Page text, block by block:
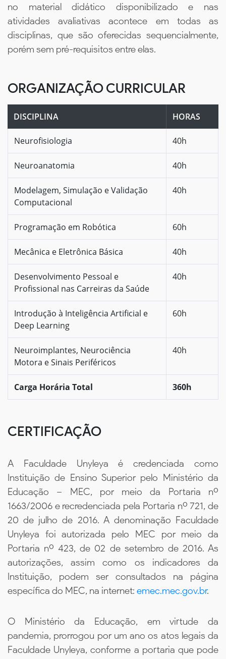
no material didático disponibilizado e nas
atividades avaliativas acontece em todas as
disciplinas, que são oferecidas sequencialmente,
porém sem pré-requisitos entre elas.
ORGANIZAÇÃO CURRICULAR
DISCIPLINA HORAS
Neurofisiologia 40h
Neuroanatomia 40h
Modelagem, Simulação e Validação
Computacional
40h
Programação em Robótica 60h
Mecânica e Eletrônica Básica 40h
Desenvolvimento Pessoal e
Profissional nas Carreiras da Saúde
40h
Introdução à Inteligência Artificial e
Deep Learning
60h
Neuroimplantes, Neurociência
Motora e Sinais Periféricos
40h
Carga Horária Total 360h
CERTIFICAÇÃO
A Faculdade Unyleya é credenciada como
Instituição de Ensino Superior pelo Ministério da
Educação – MEC, por meio da Portaria nº
1663/2006 e recredenciada pela Portaria nº 721, de
20 de julho de 2016. A denominação Faculdade
Unyleya foi autorizada pelo MEC por meio da
Portaria nº 423, de 02 de setembro de 2016. As
autorizações, assim como os indicadores da
Instituição, podem ser consultados na página
específica do MEC, na internet: emec.mec.gov.br.
O Ministério da Educação, em virtude da
pandemia, prorrogou por um ano os atos legais da
Faculdade Unyleya, conforme a portaria que pode